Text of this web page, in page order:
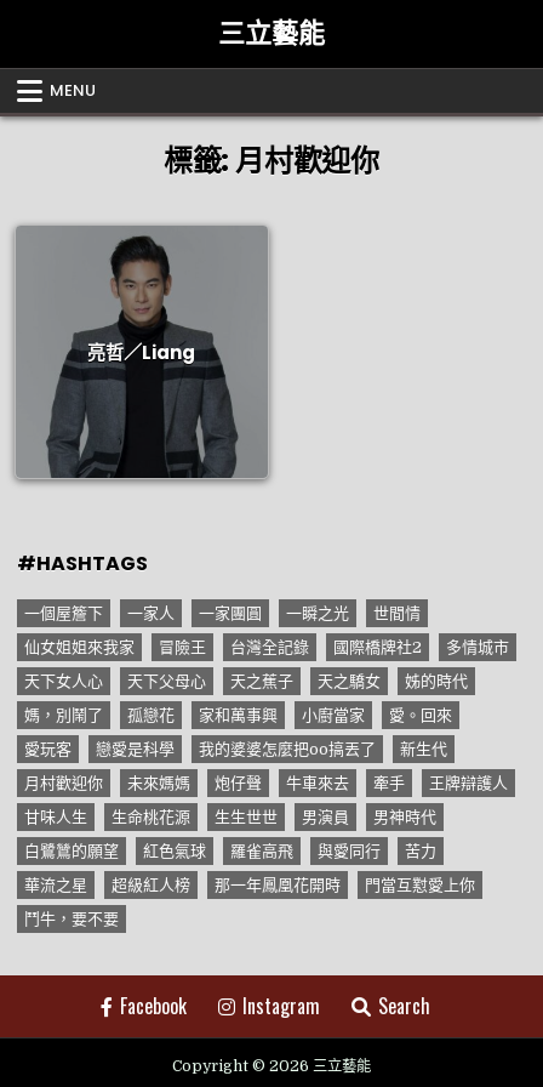
三立藝能
MENU
標籤:月村歡迎你
亮哲／Liang
#HASHTAGS
一個屋簷下 一家人 一家團圓 一瞬之光
世間情
仙女姐姐來我家
冒險王 台灣全記錄 國際橋牌社2
多情城市
天下女人心
天下父母心 天之蕉子 天之驕女
姊的時代
媽，別鬧了
孤戀花 家和萬事興 小廚當家
愛。回來
愛玩客
戀愛是科學 我的婆婆怎麼把oo搞丟了
新生代
月村歡迎你
未來媽媽 炮仔聲 牛車來去 牽手
王牌辯護人
甘味人生
生命桃花源 生生世世 男演員
男神時代
白鷺鷥的願望
紅色氣球 羅雀高飛 與愛同行
苦力
華流之星
超級紅人榜 那一年鳳凰花開時
門當互懟愛上你
鬥牛，要不要
Facebook Instagram Search
Copyright © 2026 三立藝能